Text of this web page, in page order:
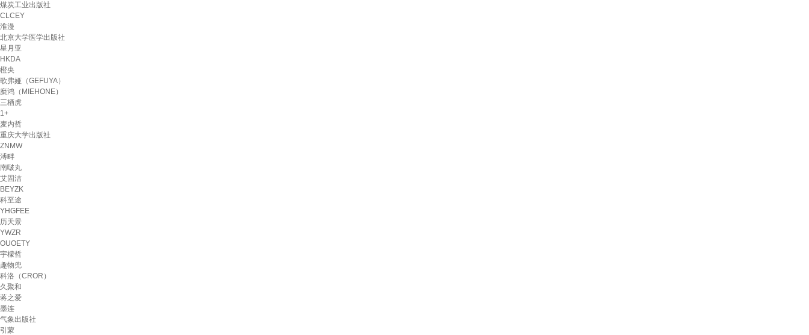
煤炭工业出版社
CLCEY
淮漫
北京大学医学出版社
星月亚
HKDA
橙央
歌弗娅（GEFUYA）
糜鸿（MIEHONE）
三栖虎
1+
麦内哲
重庆大学出版社
ZNMW
溥畔
南啵丸
艾固洁
BEYZK
科至途
YHGFEE
历天景
YWZR
OUOETY
宇檬哲
趣物兜
科洛（CROR）
久聚和
蒋之爱
墨连
气象出版社
引蒙